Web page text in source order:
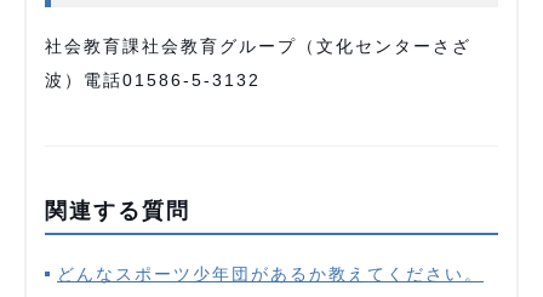
社会教育課社会教育グループ（文化センターさざ
波）電話01586-5-3132
関連する質問
どんなスポーツ少年団があるか教えてください。